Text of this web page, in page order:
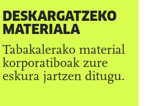
DESKARGATZEKO
MATERIALA
Tabakalerako material
korporatiboak zure
eskura jartzen ditugu.